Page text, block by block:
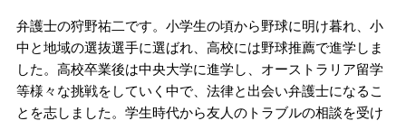
弁護士の狩野祐二です。小学生の頃から野球に明け暮れ、小
中と地域の選抜選手に選ばれ、高校には野球推薦で進学しま
した。高校卒業後は中央大学に進学し、オーストラリア留学
等様々な挑戦をしていく中で、法律と出会い弁護士になるこ
とを志しました。学生時代から友人のトラブルの相談を受け